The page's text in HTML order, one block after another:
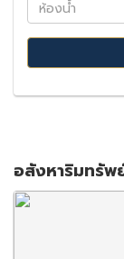
อสังหาริมทรัพ